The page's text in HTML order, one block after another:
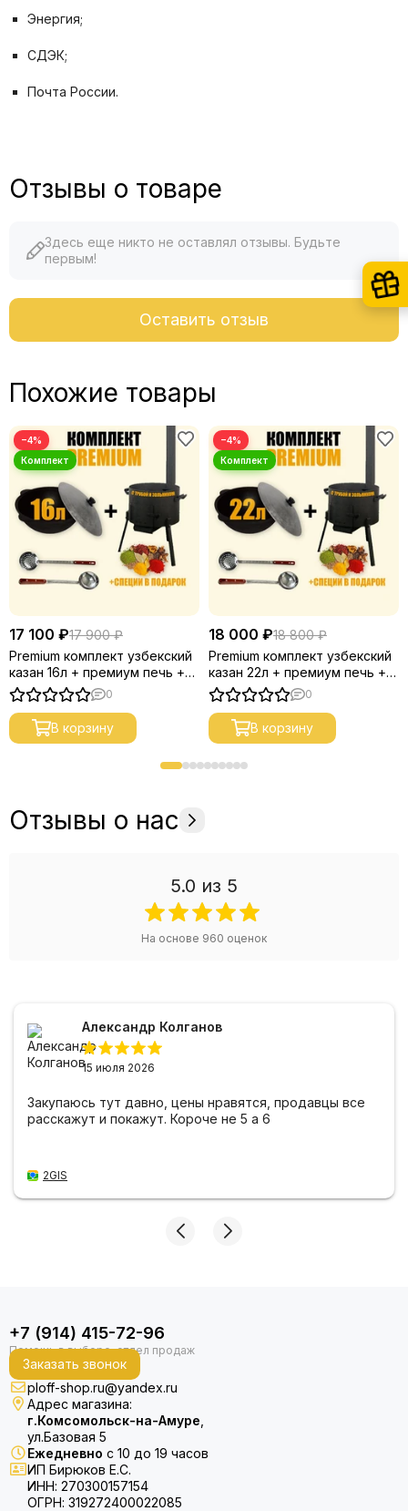
Энергия;
СДЭК;
Почта России.
Отзывы о товаре
Здесь еще никто не оставлял отзывы. Будьте
первым!
Оставить отзыв
Похожие товары
−4%
17 100 ₽17 900 ₽
Premium комплект узбекский
казан 16л + премиум печь +
половник и шумовка
0
В корзину
−4%
18 000 ₽18 800 ₽
Premium комплект узбекский
казан 22л + премиум печь +
половник и шумовка
0
В корзину
Отзывы о нас
5.0 из 5
На основе 960 оценок
Александр Колганов
15 июля 2026
Закупаюсь тут давно, цены нравятся, продавцы все
расскажут и покажут. Короче не 5 а 6
2GIS
+7 (914) 415-72-96
Заказать звонок
ploff-shop.ru@yandex.ru
Адрес магазина:
г.Комсомольск-на-Амуре
ул.Базовая 5
Ежедневно с 10 до 19 часов
ИП Бирюков Е.С.
ИНН: 270300157154
ОГРН: 319272400022085